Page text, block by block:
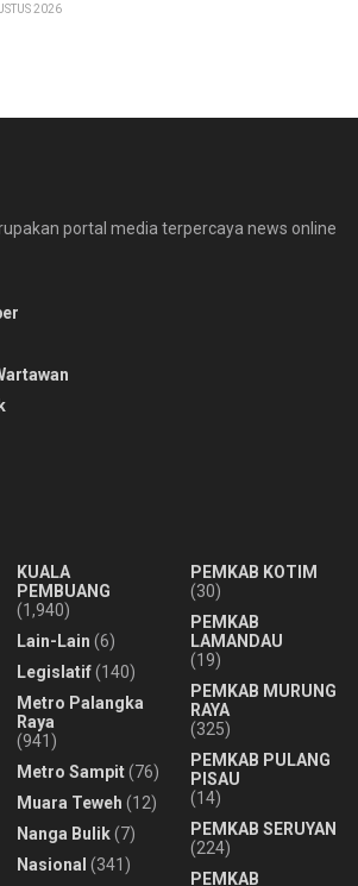
2026
portal media terpercaya news online
KUALA
PEMBUANG
(1,940)
Lain-Lain (6)
Legislatif(140)
Metro Palangka
Raya
(941)
Metro Sampit(76)
Muara Teweh (12)
Nanga Bulik(7)
Nasional (341)
PEMKAB KOTIM
(30)
PEMKAB
LAMANDAU
(19)
PEMKAB MURUNG
RAYA
(325)
PEMKAB PULANG
PISAU
(14)
PEMKAB SERUYAN
(224)
PEMKAB